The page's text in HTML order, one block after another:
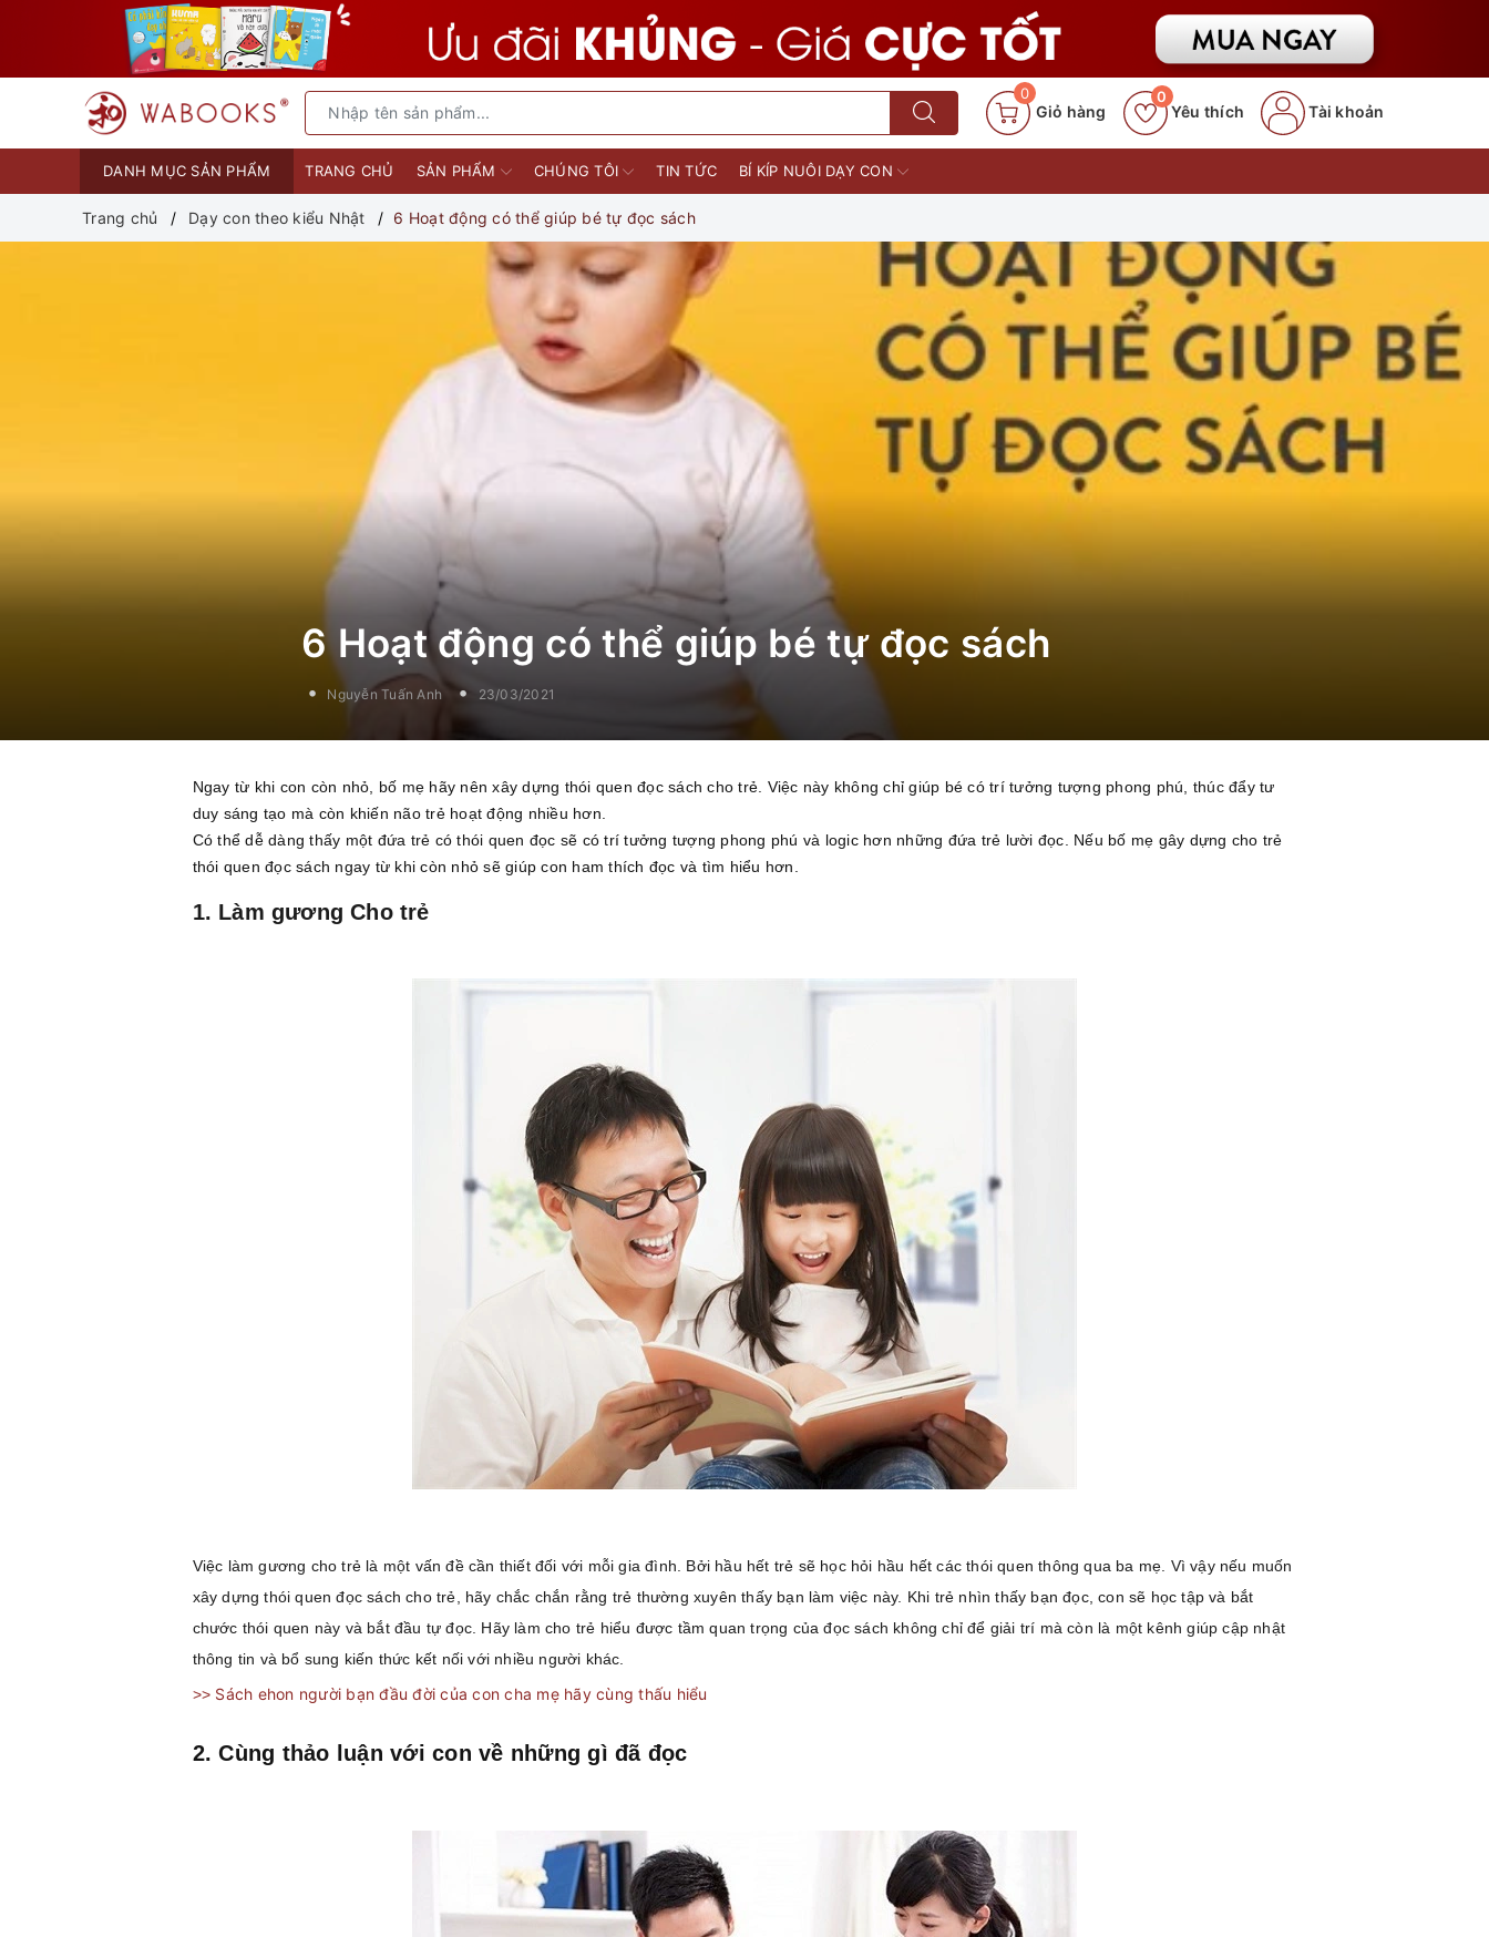
0
Giỏ hàng Yêu thích
0
Tài khoản
DANH MỤC SẢN PHẨM TRANG CHỦ SẢN PHẨM CHÚNG TÔI TIN TỨC BÍ KÍP NUÔI DẠY CON
Trang chủ Dạy con theo kiểu Nhật 6 Hoạt động có thể giúp bé tự đọc sách
6 Hoạt động có thể giúp bé tự đọc sách
Nguyễn Tuấn Anh 23/03/2021
Ngay từ khi con còn nhỏ, bố mẹ hãy nên xây dựng thói quen đọc sách cho trẻ. Việc này không chỉ giúp bé có trí tưởng tượng phong phú, thúc đẩy tư
duy sáng tạo mà còn khiến não trẻ hoạt động nhiều hơn.
Có thể dễ dàng thấy một đứa trẻ có thói quen đọc sẽ có trí tưởng tượng phong phú và logic hơn những đứa trẻ lười đọc. Nếu bố mẹ gây dựng cho trẻ
thói quen đọc sách ngay từ khi còn nhỏ sẽ giúp con ham thích đọc và tìm hiểu hơn.
1. Làm gương Cho trẻ
Việc làm gương cho trẻ là một vấn đề cần thiết đối với mỗi gia đình. Bởi hầu hết trẻ sẽ học hỏi hầu hết các thói quen thông qua ba mẹ. Vì vậy nếu muốn
xây dựng thói quen đọc sách cho trẻ, hãy chắc chắn rằng trẻ thường xuyên thấy bạn làm việc này. Khi trẻ nhìn thấy bạn đọc, con sẽ học tập và bắt
chước thói quen này và bắt đầu tự đọc. Hãy làm cho trẻ hiểu được tầm quan trọng của đọc sách không chỉ để giải trí mà còn là một kênh giúp cập nhật
thông tin và bổ sung kiến thức kết nối với nhiều người khác.
>> Sách ehon người bạn đầu đời của con cha mẹ hãy cùng thấu hiểu
2. Cùng thảo luậnvới con về những gì đã đọc